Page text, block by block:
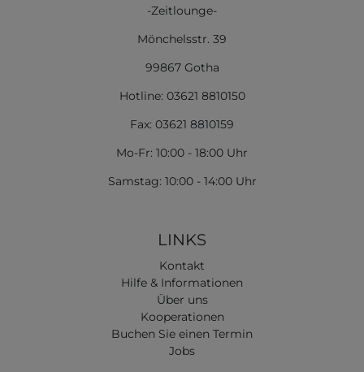
-Zeitlounge-
Mönchelsstr. 39
99867 Gotha
Hotline: 03621 8810150
Fax: 03621 8810159
Mo-Fr: 10:00 - 18:00 Uhr
Samstag: 10:00 - 14:00 Uhr
LINKS
Kontakt
Hilfe & Informationen
Über uns
Kooperationen
Buchen Sie einen Termin
Jobs